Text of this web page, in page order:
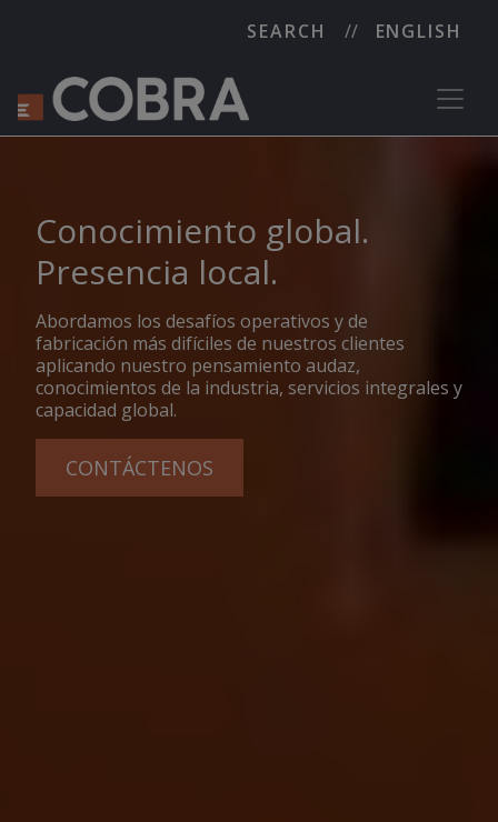
SEARCH ENGLISH
Conocimiento global.
Presencia local.
Abordamos los desafíos operativos y de
fabricación más difíciles de nuestros clientes
aplicando nuestro pensamiento audaz,
conocimientos de la industria, servicios integrales y
capacidad global.
CONTÁCTENOS